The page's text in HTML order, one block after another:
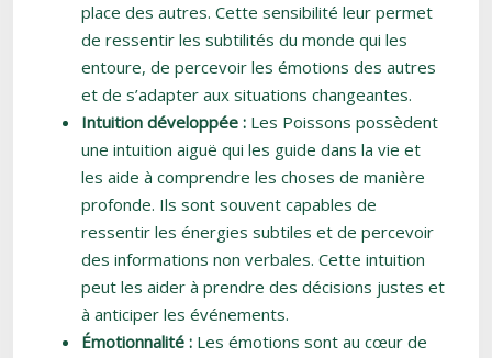
place des autres. Cette sensibilité leur permet
de ressentir les subtilités du monde qui les
entoure, de percevoir les émotions des autres
et de s’adapter aux situations changeantes.
Intuition développée : Les Poissons possèdent
une intuition aiguë qui les guide dans la vie et
les aide à comprendre les choses de manière
profonde. Ils sont souvent capables de
ressentir les énergies subtiles et de percevoir
des informations non verbales. Cette intuition
peut les aider à prendre des décisions justes et
à anticiper les événements.
Émotionnalité : Les émotions sont au cœur de